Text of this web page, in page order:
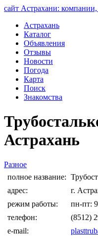
сайт Астрахани:
Астрахань
Каталог
Объявления
Отзывы
Новости
Погода
Карта
Поиск
Знакомства
Астрахань
Разное
полное название:
адрес:
г.
режим работы:
пн-пт:
телефон:
(8512)
e-mail: